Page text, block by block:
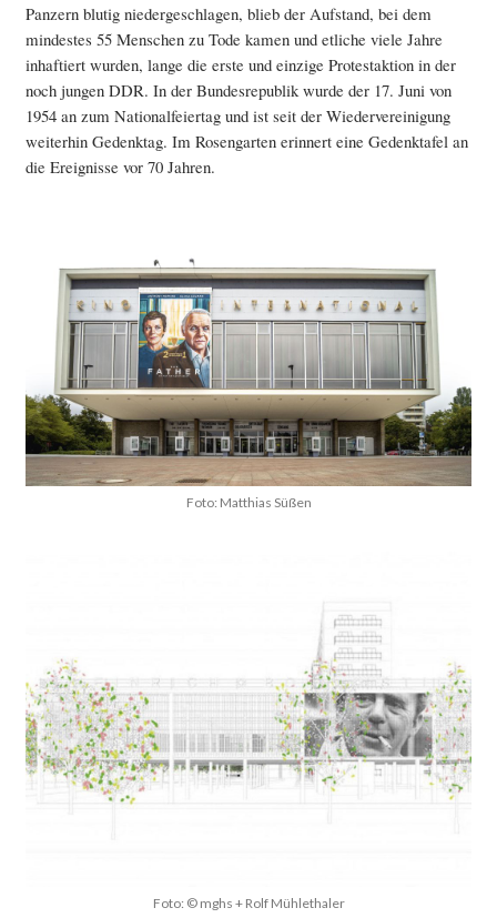
Panzern blutig niedergeschlagen, blieb der Aufstand, bei dem
mindestes 55 Menschen zu Tode kamen und etliche viele Jahre
inhaftiert wurden, lange die erste und einzige Protestaktion in der
noch jungen DDR. In der Bundesrepublik wurde der 17. Juni von
1954 an zum Nationalfeiertag und ist seit der Wiedervereinigung
weiterhin Gedenktag. Im Rosengarten erinnert eine Gedenktafel an
die Ereignisse vor 70 Jahren.
Foto: Matthias Süßen
Foto: © mghs + Rolf Mühlethaler